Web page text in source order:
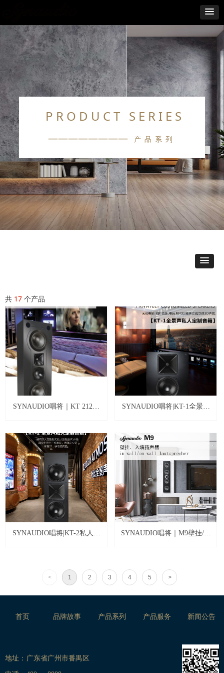
PRODUCT SERIES
———————— 产品系列
共 17 个产品
SYNAUDIO唱将｜KT 212全 SYNAUDIO唱将|KT-1全景声
SYNAUDIO唱将|KT-2私人定 SYNAUDIO唱将｜M9壁挂/入
< 1 2 3 4 5 >
地址： 广东省广州市番禺区
首页 品牌故事 产品系列 产品服务 新闻公告